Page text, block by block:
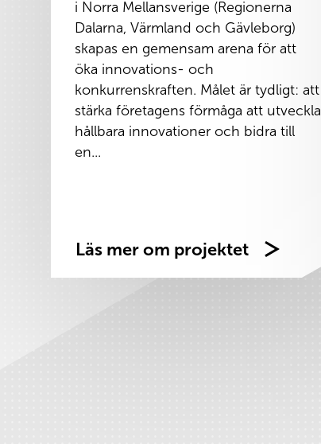
i Norra Mellansverige (Regionerna
Dalarna, Värmland och Gävleborg)
skapas en gemensam arena för att
öka innovations- och
konkurrenskraften. Målet är tydligt: att
stärka företagens förmåga att utveckla
hållbara innovationer och bidra till
en...
Läs mer om projektet